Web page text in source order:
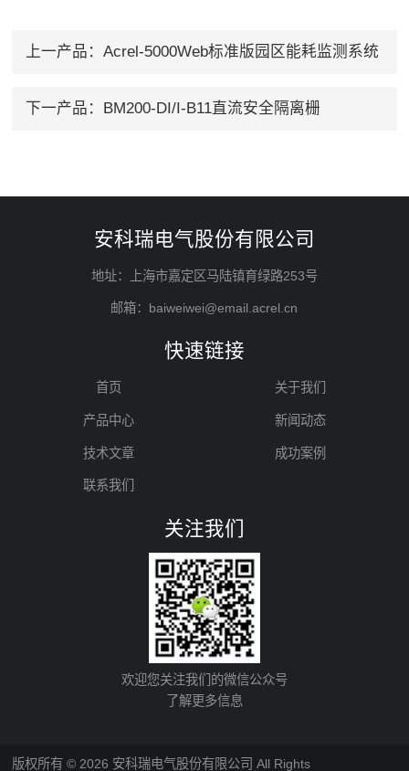
上一产品： Acrel-5000Web标准版园区能耗监测系统
下一产品： BM200-DI/I-B11直流安全隔离栅
安科瑞电气股份有限公司
地址：上海市嘉定区马陆镇育绿路253号
邮箱：baiweiwei@email.acrel.cn
快速链接
首页 关于我们
产品中心 新闻动态
技术文章 成功案例
联系我们
关注我们
欢迎您关注我们的微信公众号
了解更多信息
版权所有 © 2026 安科瑞电气股份有限公司 All Rights